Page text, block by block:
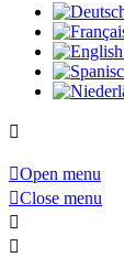

Open menu
Close menu

